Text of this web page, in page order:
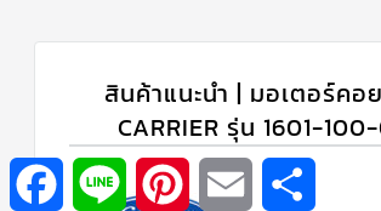
สินค้าแนะนำ | มอเตอร์คอ
CARRIER รุ่น 1601-
Facebook Line Pinterest Email